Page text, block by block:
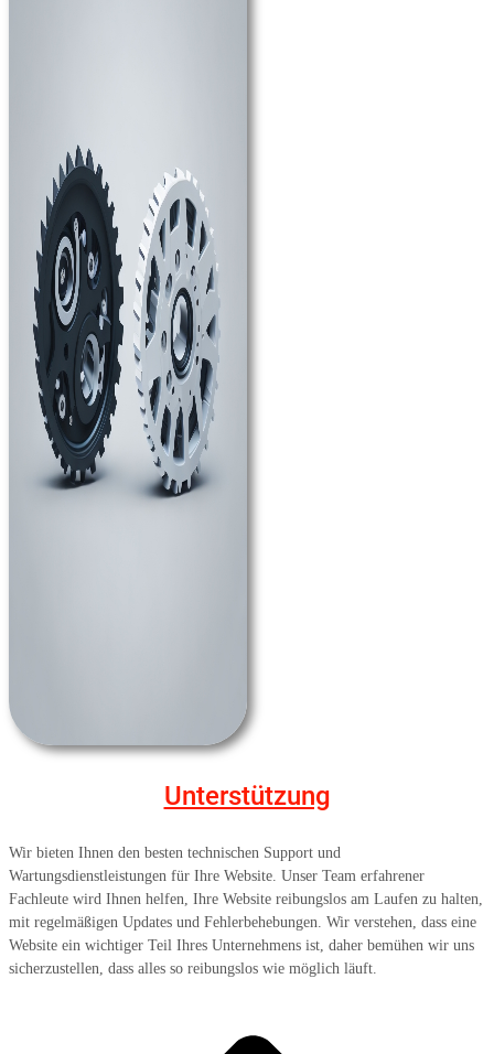
Unterstützung
Wir bieten Ihnen den besten technischen Support und
Wartungsdienstleistungen für Ihre Website. Unser Team erfahrener
Fachleute wird Ihnen helfen, Ihre Website reibungslos am Laufen zu halten,
mit regelmäßigen Updates und Fehlerbehebungen. Wir verstehen, dass eine
Website ein wichtiger Teil Ihres Unternehmens ist, daher bemühen wir uns
sicherzustellen, dass alles so reibungslos wie möglich läuft.